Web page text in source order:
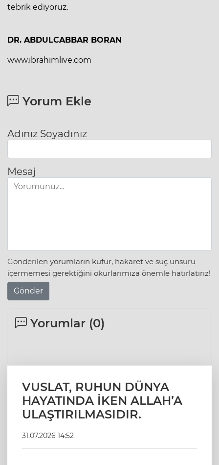
tebrik ediyoruz.
DR. ABDULCABBAR BORAN
www.ibrahimlive.com
Yorum Ekle
Adınız Soyadınız
Mesaj
Gönderilen yorumların küfür, hakaret ve suç unsuru
içermemesi gerektiğini okurlarımıza önemle hatırlatırız!
Gönder
Yorumlar (0)
VUSLAT, RUHUN DÜNYA
HAYATINDA İKEN ALLAH’A
ULAŞTIRILMASIDIR.
31.07.2026 14:52